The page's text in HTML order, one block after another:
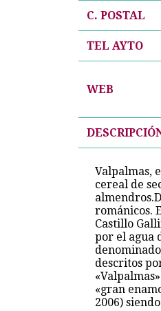
C. POSTAL
TEL AYTO
WEB
Valpalmas,
cereal de
románicos.
Castillo
por el agua
descritos
«gran
2006)